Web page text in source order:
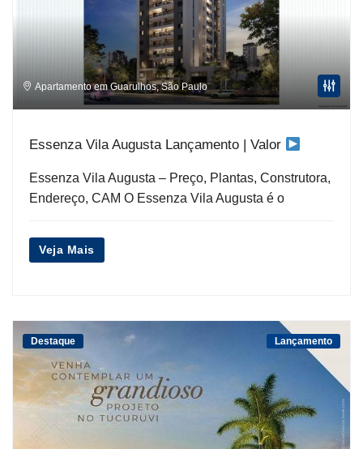
Apartamento em Guarulhos,São Paulo
Essenza Vila Augusta Lançamento | Valor
Essenza Vila Augusta – Preço, Plantas, Construtora,
Endereço, CAM O Essenza Vila Augusta é o
Veja Mais
Destaque Lançamento